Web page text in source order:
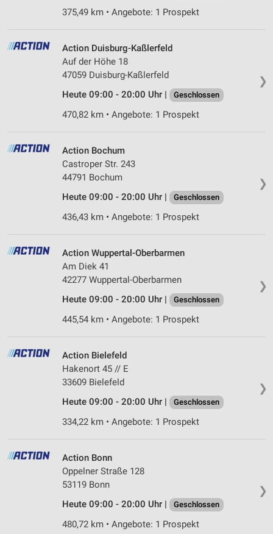
375,49 km • Angebote: 1 Prospekt
❯
Action Duisburg-Kaßlerfeld
Auf der Höhe 18
47059 Duisburg-Kaßlerfeld
Heute 09:00 - 20:00 Uhr |
Geschlossen
470,82 km • Angebote: 1 Prospekt
❯
Action Bochum
Castroper Str. 243
44791 Bochum
Heute 09:00 - 20:00 Uhr |
Geschlossen
436,43 km • Angebote: 1 Prospekt
❯
Action Wuppertal-Oberbarmen
Am Diek 41
42277 Wuppertal-Oberbarmen
Heute 09:00 - 20:00 Uhr |
Geschlossen
445,54 km • Angebote: 1 Prospekt
❯
Action Bielefeld
Hakenort 45 // E
33609 Bielefeld
Heute 09:00 - 20:00 Uhr |
Geschlossen
334,22 km • Angebote: 1 Prospekt
❯
Action Bonn
Oppelner Straße 128
53119 Bonn
Heute 09:00 - 20:00 Uhr |
Geschlossen
480,72 km • Angebote: 1 Prospekt
Partnerliste anzeigen (1 IAB-Anbieter)
IAB-Verarbeitungszwecke:
Speichern von oder Zugriff auf Informationen
auf einem Endgerät
Verwendung reduzierter Daten zur Auswahl von
Werbung
Verwendung von Profilen zur Auswahl
personalisierter Werbung
Erstellung von Profilen zur Personalisierung
von Inhalten
personalisierter Inhalte
Messung der Performance von Inhalten
Analyse von Zielgruppen durch Statistiken oder
Entwicklung und Verbesserung der Angebote
Verwendung reduzierter Daten zur Auswahl von
IAB-Besonderheiten:
Geräte anhand von aktiv angeforderten
Informationen identifizieren
Nicht-IAB-Verarbeitungszwecke: